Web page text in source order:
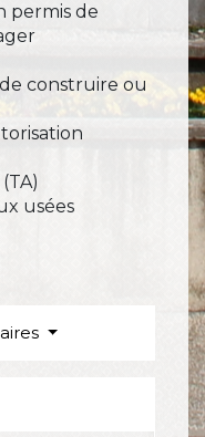
permis de
construire ou
usées